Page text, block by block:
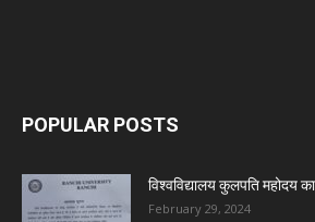
POPULAR POSTS
विश्वविद्यालय कुलपति महोदय
February 29, 2024